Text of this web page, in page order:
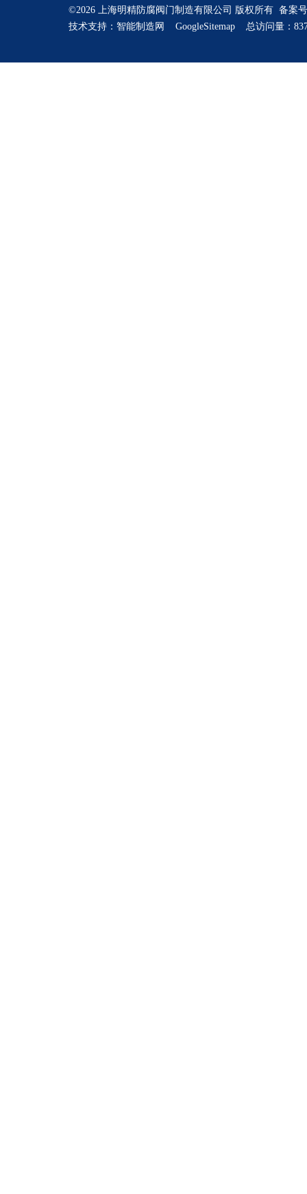
©2026 上海明精防腐阀门制造有限公司 版权所有 备案
技术支持： 智能制造网 GoogleSitemap 总访问量：